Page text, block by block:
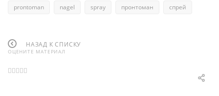
prontoman nagel spray пронтоман спрей
НАЗАД К СПИСКУ
ОЦЕНИТЕ МАТЕРИАЛ